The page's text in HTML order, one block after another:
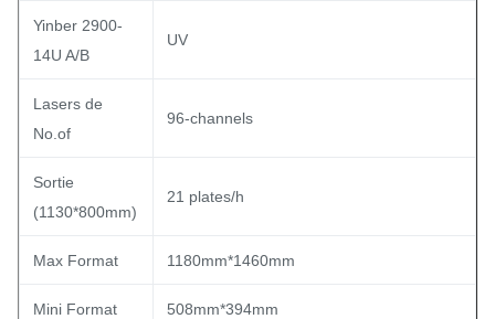
Yinber 2900-
14U A/B
UV
Lasers de
No.of
96-channels
Sortie
(1130*800mm)
21 plates/h
Max Format 1180mm*1460mm
Mini Format 508mm*394mm